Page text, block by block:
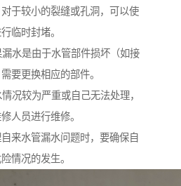
于较小的裂缝或孔洞，可以使
临时封堵。
水是由于水管部件损坏（如接
要更换相应的部件。
况较为严重或自己无法处理，
人员进行维修。
来水管漏水问题时，要确保自
情况的发生。